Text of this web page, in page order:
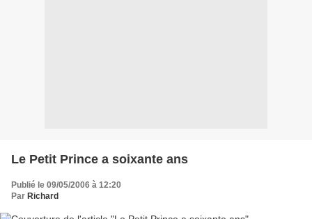
Le Petit Prince a soixante ans
Publié le 09/05/2006 à 12:20
Par Richard